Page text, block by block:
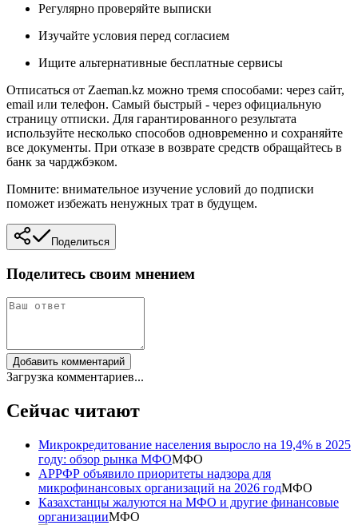
Регулярно проверяйте выписки
Изучайте условия перед согласием
Ищите альтернативные бесплатные сервисы
Отписаться от Zaeman.kz можно тремя способами: через сайт,
email или телефон. Самый быстрый - через официальную
страницу отписки. Для гарантированного результата
используйте несколько способов одновременно и сохраняйте
все документы. При отказе в возврате средств обращайтесь в
банк за чарджбэком.
Помните: внимательное изучение условий до подписки
поможет избежать ненужных трат в будущем.
Поделиться
Поделитесь своим мнением
Добавить комментарий
Загрузка комментариев...
Сейчас читают
Микрокредитование населения выросло на 19,4% в 2025
году: обзор рынка МФОМФО
АРРФР объявило приоритеты надзора для
микрофинансовых организаций на 2026 годМФО
Казахстанцы жалуются на МФО и другие финансовые
организацииМФО